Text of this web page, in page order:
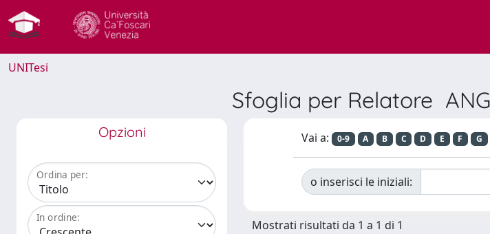
UNITesi
Sfoglia per Relatore
Opzioni
Ordina per:
In ordine:
Vai a: 0-9 A B C D E F G
o inserisci le iniziali:
Mostrati risultati da 1 a 1 di 1